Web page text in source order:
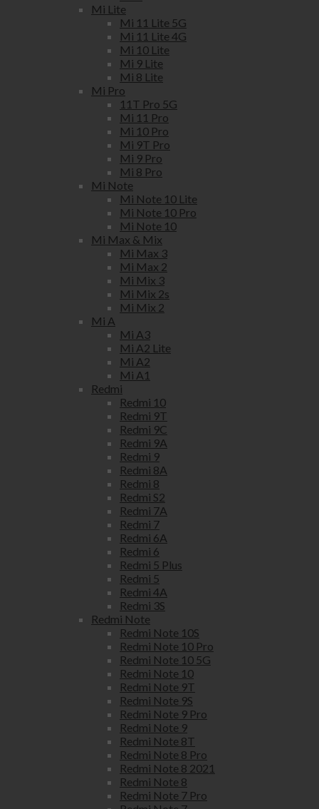
Mi Lite
Mi 11 Lite 5G
Mi 11 Lite 4G
Mi 10 Lite
Mi 9 Lite
Mi 8 Lite
Mi Pro
11T Pro 5G
Mi 11 Pro
Mi 10 Pro
Mi 9T Pro
Mi 9 Pro
Mi 8 Pro
Mi Note
Mi Note 10 Lite
Mi Note 10 Pro
Mi Note 10
Mi Max & Mix
Mi Max 3
Mi Max 2
Mi Mix 3
Mi Mix 2s
Mi Mix 2
Mi A
Mi A3
Mi A2 Lite
Mi A2
Mi A1
Redmi
Redmi 10
Redmi 9T
Redmi 9C
Redmi 9A
Redmi 9
Redmi 8A
Redmi 8
Redmi S2
Redmi 7A
Redmi 7
Redmi 6A
Redmi 6
Redmi 5 Plus
Redmi 5
Redmi 4A
Redmi 3S
Redmi Note
Redmi Note 10S
Redmi Note 10 Pro
Redmi Note 10 5G
Redmi Note 10
Redmi Note 9T
Redmi Note 9S
Redmi Note 9 Pro
Redmi Note 9
Redmi Note 8T
Redmi Note 8 Pro
Redmi Note 8 2021
Redmi Note 8
Redmi Note 7 Pro